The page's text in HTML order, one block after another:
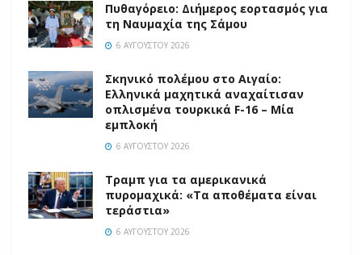
Πυθαγόρειο: Διήμερος εορτασμός για
τη Ναυμαχία της Σάμου
6 ΑΥΓΟΎΣΤΟΥ 2026
Σκηνικό πολέμου στο Αιγαίο:
Ελληνικά μαχητικά αναχαίτισαν
οπλισμένα τουρκικά F-16 – Μία
εμπλοκή
6 ΑΥΓΟΎΣΤΟΥ 2026
Τραμπ για τα αμερικανικά
πυρομαχικά: «Τα αποθέματα είναι
τεράστια»
6 ΑΥΓΟΎΣΤΟΥ 2026